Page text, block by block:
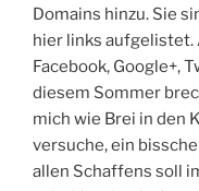
Domains hinzu. Sie
hier links aufgelistet.
Facebook, Google+,
diesem Sommer
mich wie Brei in den
versuche, ein
allen Schaffens soll